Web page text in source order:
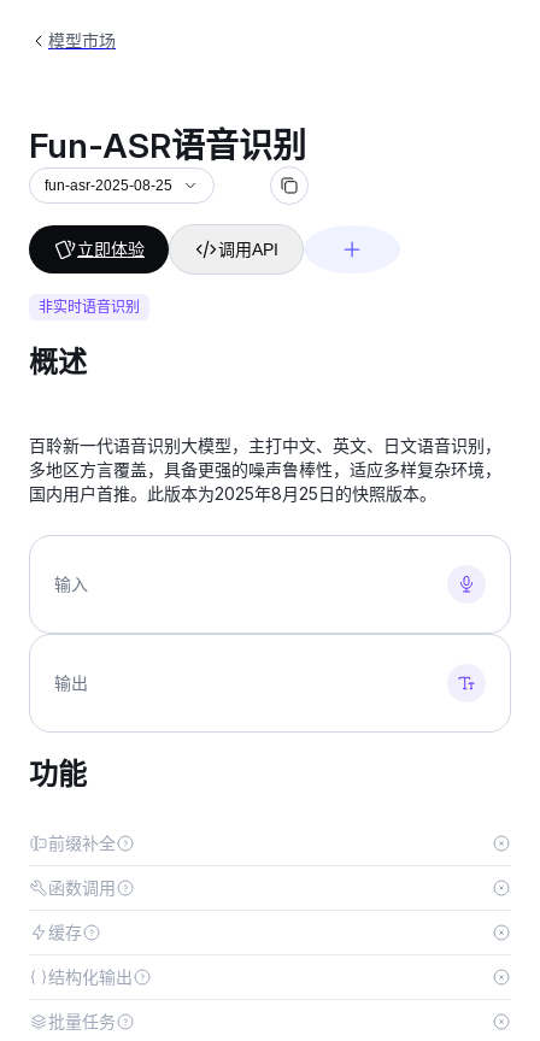
模型市场
Fun-ASR语音识别
fun-asr-2025-08-25
立即体验 调用API
非实时语音识别
概述
百聆新一代语音识别大模型，主打中文、英文、日文语音识别，
多地区方言覆盖，具备更强的噪声鲁棒性，适应多样复杂环境，
国内用户首推。此版本为2025年8月25日的快照版本。
输入
输出
功能
前缀补全
函数调用
缓存
结构化输出
批量任务